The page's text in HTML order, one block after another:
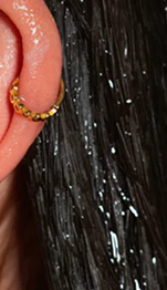
das nicht größer
mit dem